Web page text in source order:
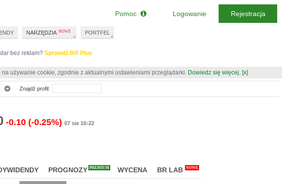
bez reklam? Sprawdź BR Plus
używanie cookie, zgodnie z aktualnymi ustawieniami przeglądarki. Dowiedz się więcej. [x]
-0.10 (-0.25%) 07 sie 16:22
PROGNOZY PREMIUM WYCENA BR LAB NOWE
Znajdź profil:
NARZĘDZIA PORTFEL
Pomoc Logowanie Rejestracja